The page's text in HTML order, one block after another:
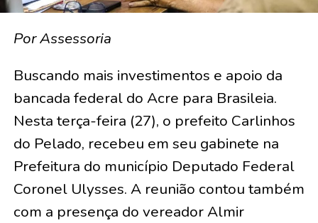
Por Assessoria
Buscando mais investimentos e apoio da
bancada federal do Acre para Brasileia.
Nesta terça-feira (27), o prefeito Carlinhos
do Pelado, recebeu em seu gabinete na
Prefeitura do município Deputado Federal
Coronel Ulysses. A reunião contou também
com a presença do vereador Almir